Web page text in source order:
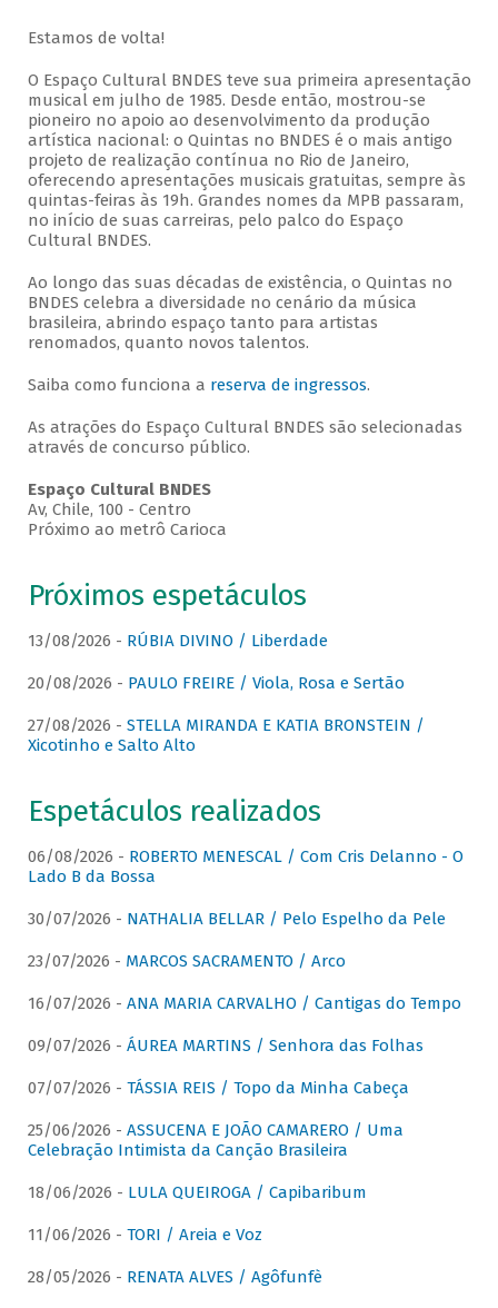
Estamos de volta!
O Espaço Cultural BNDES teve sua primeira apresentação
musical em julho de 1985. Desde então, mostrou-se
pioneiro no apoio ao desenvolvimento da produção
artística nacional: o Quintas no BNDES é o mais antigo
projeto de realização contínua no Rio de Janeiro,
oferecendo apresentações musicais gratuitas, sempre às
quintas-feiras às 19h. Grandes nomes da MPB passaram,
no início de suas carreiras, pelo palco do Espaço
Cultural BNDES.
Ao longo das suas décadas de existência, o Quintas no
BNDES celebra a diversidade no cenário da música
brasileira, abrindo espaço tanto para artistas
renomados, quanto novos talentos.
Saiba como funciona a reserva de ingressos.
As atrações do Espaço Cultural BNDES são selecionadas
através de concurso público.
Espaço Cultural BNDES
Av, Chile, 100 - Centro
Próximo ao metrô Carioca
Próximos espetáculos
13/08/2026 - RÚBIA DIVINO / Liberdade
20/08/2026 - PAULO FREIRE / Viola, Rosa e Sertão
27/08/2026 - STELLA MIRANDA E KATIA BRONSTEIN /
Xicotinho e Salto Alto
Espetáculos realizados
06/08/2026 - ROBERTO MENESCAL / Com Cris Delanno - O
Lado B da Bossa
30/07/2026 - NATHALIA BELLAR / Pelo Espelho da Pele
23/07/2026 - MARCOS SACRAMENTO / Arco
16/07/2026 - ANA MARIA CARVALHO / Cantigas do Tempo
09/07/2026 - ÁUREA MARTINS / Senhora das Folhas
07/07/2026 - TÁSSIA REIS / Topo da Minha Cabeça
25/06/2026 - ASSUCENA E JOÃO CAMARERO / Uma
Celebração Intimista da Canção Brasileira
18/06/2026 - LULA QUEIROGA / Capibaribum
11/06/2026 - TORI / Areia e Voz
28/05/2026 - RENATA ALVES / Agôfunfè